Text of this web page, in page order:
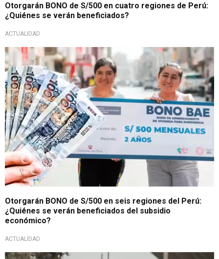
Otorgarán BONO de S/500 en cuatro regiones de Perú:
¿Quiénes se verán beneficiados?
ACTUALIDAD
Apoyo del Estado
Otorgarán BONO de S/500 en seis regiones del Perú:
¿Quiénes se verán beneficiados del subsidio
económico?
ACTUALIDAD